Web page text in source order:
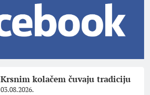
Krsnim kolačem čuvaju tradiciju
03.08.2026.